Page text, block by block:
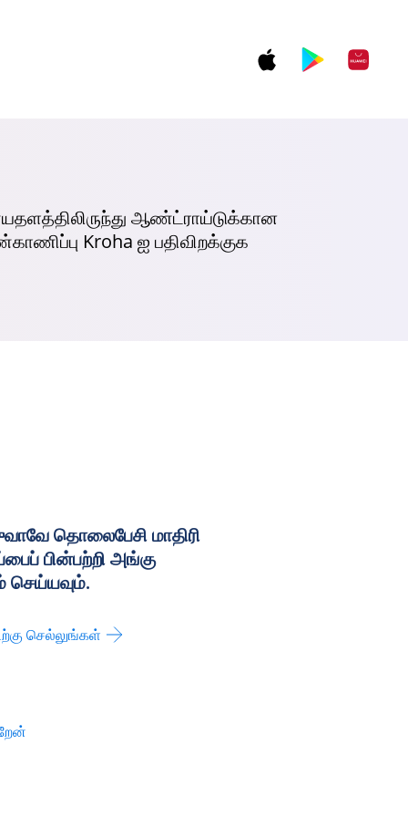
ஆண்ட்ராய்டுக்கான
Kroha ஐ பதிவிறக்குக
தொலைபேசி மாதிரி
பின்பற்றி அங்கு
செய்யவும்.
செல்லுங்கள்